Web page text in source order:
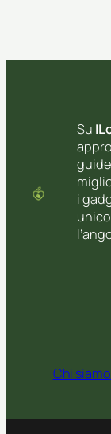
Su
i
Chi siamo